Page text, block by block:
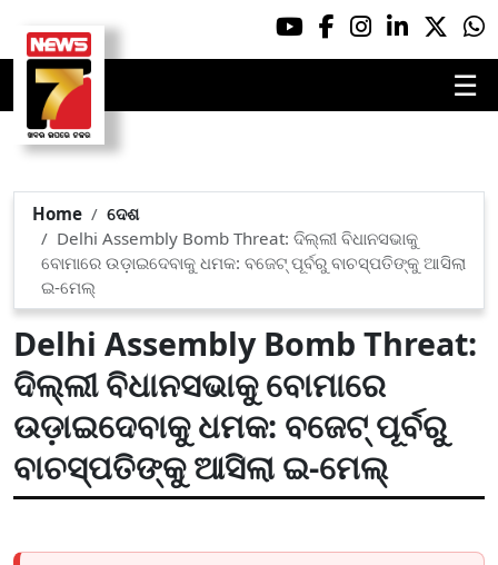
☰
Home
ଦେଶ
Delhi Assembly Bomb Threat: ଦିଲ୍ଲୀ ବିଧାନସଭାକୁ
ବୋମାରେ ଉଡ଼ାଇଦେବାକୁ ଧମକ: ବଜେଟ୍ ପୂର୍ବରୁ ବାଚସ୍ପତିଙ୍କୁ ଆସିଲା
ଇ-ମେଲ୍
Delhi Assembly Bomb Threat:
ଦିଲ୍ଲୀ ବିଧାନସଭାକୁ ବୋମାରେ
ଉଡ଼ାଇଦେବାକୁ ଧମକ: ବଜେଟ୍ ପୂର୍ବରୁ
ବାଚସ୍ପତିଙ୍କୁ ଆସିଲା ଇ-ମେଲ୍